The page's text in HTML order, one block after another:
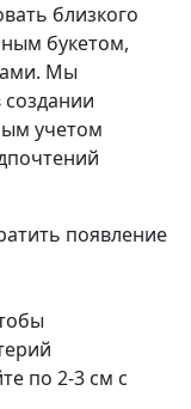
близкого
букетом,
Мы
учетом
появление
по 2-3 см с